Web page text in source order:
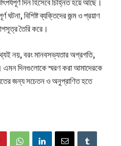
দিন হিসেবে চিহ্নিত হয়ে আছে।
বিশিষ্ট ব্যক্তিদের জন্ম ও প্রয়াণ
তৈরি করে।
নয়, বরং মানবসভ্যতার অগ্রগতি,
এমন দিনগুলোকে স্মরণ করা আমাদেরকে
জন্য সচেতন ও অনুপ্রাণিত হতে